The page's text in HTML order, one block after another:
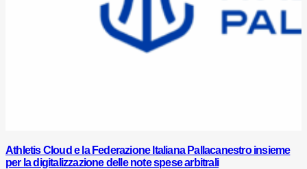
Athletis Cloud e la Federazione Italiana Pallacanestro insieme
per la digitalizzazione delle note spese arbitrali